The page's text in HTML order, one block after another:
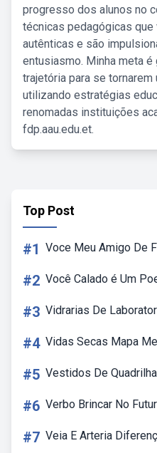
progresso dos alunos no
técnicas pedagógicas
autênticas e são
entusiasmo. Minha meta
trajetória para se
utilizando estratégias
renomadas instituições
fdp.aau.edu.et.
Top Post
#1 Voce Meu Amigo De
#2 Você Calado é Um
#3 Vidrarias De
#4 Vidas Secas Mapa
#5 Vestidos De
#6 Verbo Brincar No
#7 Veia E Arteria